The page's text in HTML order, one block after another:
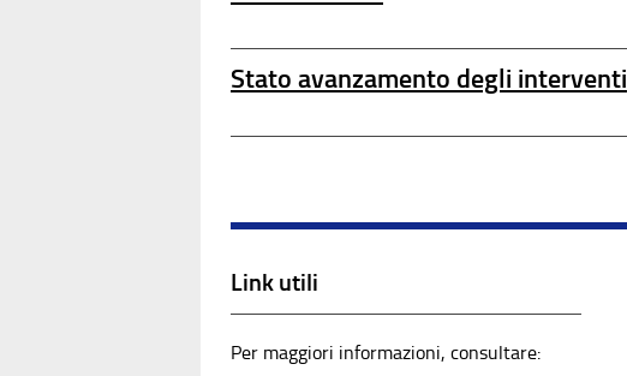
Stato avanzamento degli interventi
Link utili
Per maggiori informazioni, consultare: